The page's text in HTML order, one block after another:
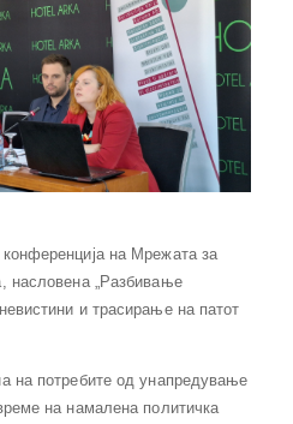
на Мрежата за
насловена „Разбивање
и трасирање на патот
на потребите од унапредување
на намалена политичка